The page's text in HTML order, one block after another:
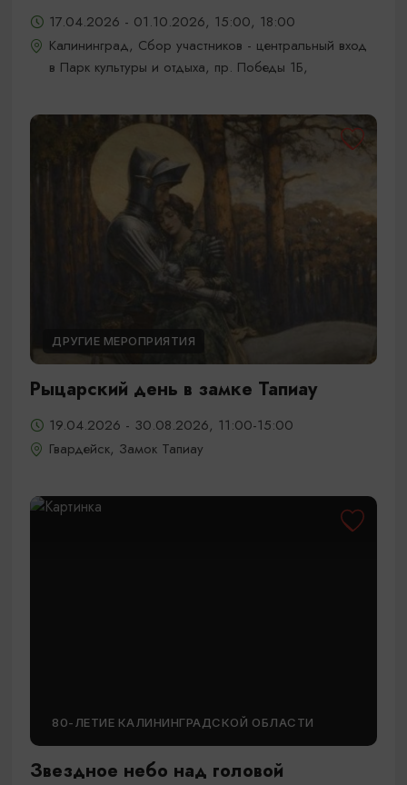
17.04.2026 - 01.10.2026, 15:00, 18:00
Калининград, Сбор участников - центральный вход
в Парк культуры и отдыха, пр. Победы 1Б,
ДРУГИЕ МЕРОПРИЯТИЯ
Рыцарский день в замке Тапиау
19.04.2026 - 30.08.2026, 11:00-15:00
Гвардейск, Замок Тапиау
80-ЛЕТИЕ КАЛИНИНГРАДСКОЙ ОБЛАСТИ
Звездное небо над головой